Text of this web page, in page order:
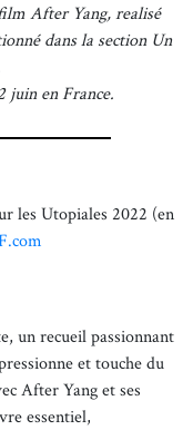
After Yang, realisé
dans la section Un
juin en France.
les Utopiales 2022 (en
un recueil passionnant
et touche du
After Yang et ses
essentiel,